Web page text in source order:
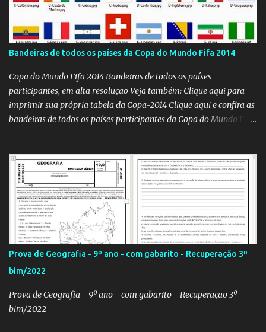
Bandeiras de todos os países da Copa do Mundo Fifa 2014
Copa do Mundo Fifa 2014 Bandeiras de todos os países
participantes, em alta resolução Veja também: Clique aqui para
imprimir sua própria tabela da Copa-2014 Clique aqui e confira as
bandeiras de todos os países participantes da Copa do Mundo Fifa
Com um evento como a Copa do Mundo ocorrendo no Brasil,
independentemente se você seja do time 'Viva Copa' ou do time
'Não vai ter Copa', uma hora ou outra acaba precisando das
bandeiras dos países que participarão do evento (para exaltá-los
ou para estraçalhá-los). Principalmente se você for aluno ou
professor! Provavelmente sua escola fará alguma atividade
relacionada ao assunto. Aí, precisa correr para o Google Imagens,
achar a bandeira correta, com a resolução adequada... a maior
função. Eu sei porque já precisei fazer isso. Como deixei os
arquivos armazenados em cas...
Prova de Geografia - 9º ano - com gabarito - Recuperação 3º
bim/2022
Prova de Geografia - 9º ano - com gabarito - Recuperação 3º
bim/2022